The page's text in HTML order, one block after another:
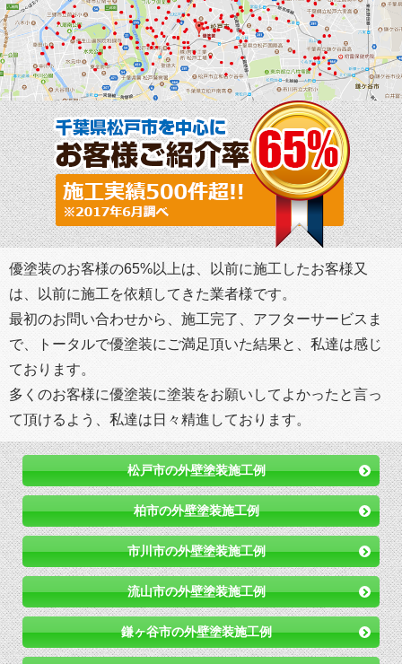
優塗装のお客様の65%以上は、以前に施工したお客様又
は、以前に施工を依頼してきた業者様です。
最初のお問い合わせから、施工完了、アフターサービスま
で、トータルで優塗装にご満足頂いた結果と、私達は感じ
ております。
多くのお客様に優塗装に塗装をお願いしてよかったと言っ
て頂けるよう、私達は日々精進しております。
松戸市の外壁塗装施工例
柏市の外壁塗装施工例
市川市の外壁塗装施工例
流山市の外壁塗装施工例
鎌ヶ谷市の外壁塗装施工例